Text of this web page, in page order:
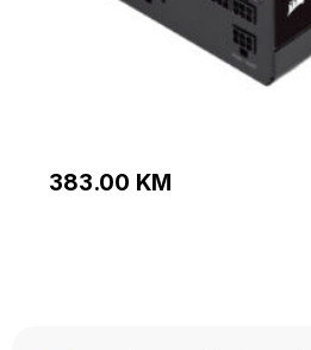
383.00 KM